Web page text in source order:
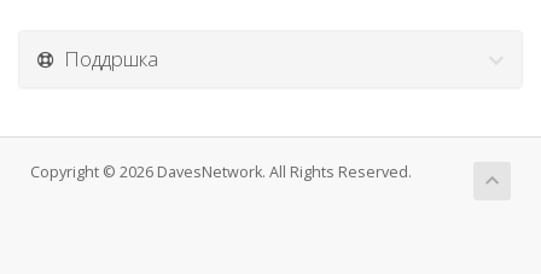
Поддршка
Copyright © 2026 DavesNetwork. All Rights Reserved.